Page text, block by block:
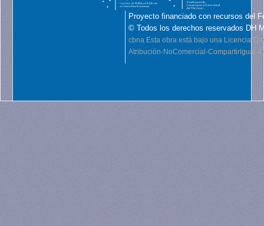
Proyecto financiado con recursos del
© Todos los derechos reservados DH
cbna Esta obra está bajo una Licencia
Atribución-NoComercial-CompartirIgual